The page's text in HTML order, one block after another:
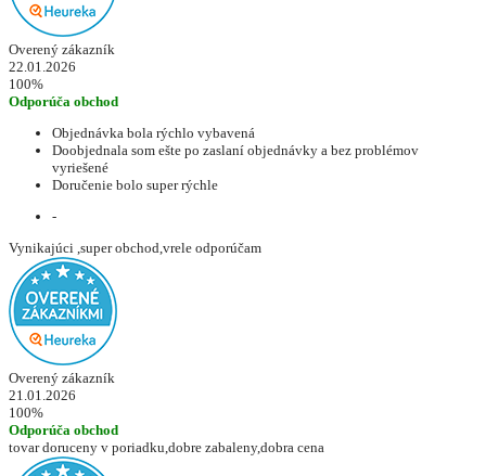
Overený zákazník
22.01.2026
100%
Odporúča obchod
Objednávka bola rýchlo vybavená
Doobjednala som ešte po zaslaní objednávky a bez problémov
vyriešené
Doručenie bolo super rýchle
-
Vynikajúci ,super obchod,vrele odporúčam
Overený zákazník
21.01.2026
100%
Odporúča obchod
tovar doruceny v poriadku,dobre zabaleny,dobra cena